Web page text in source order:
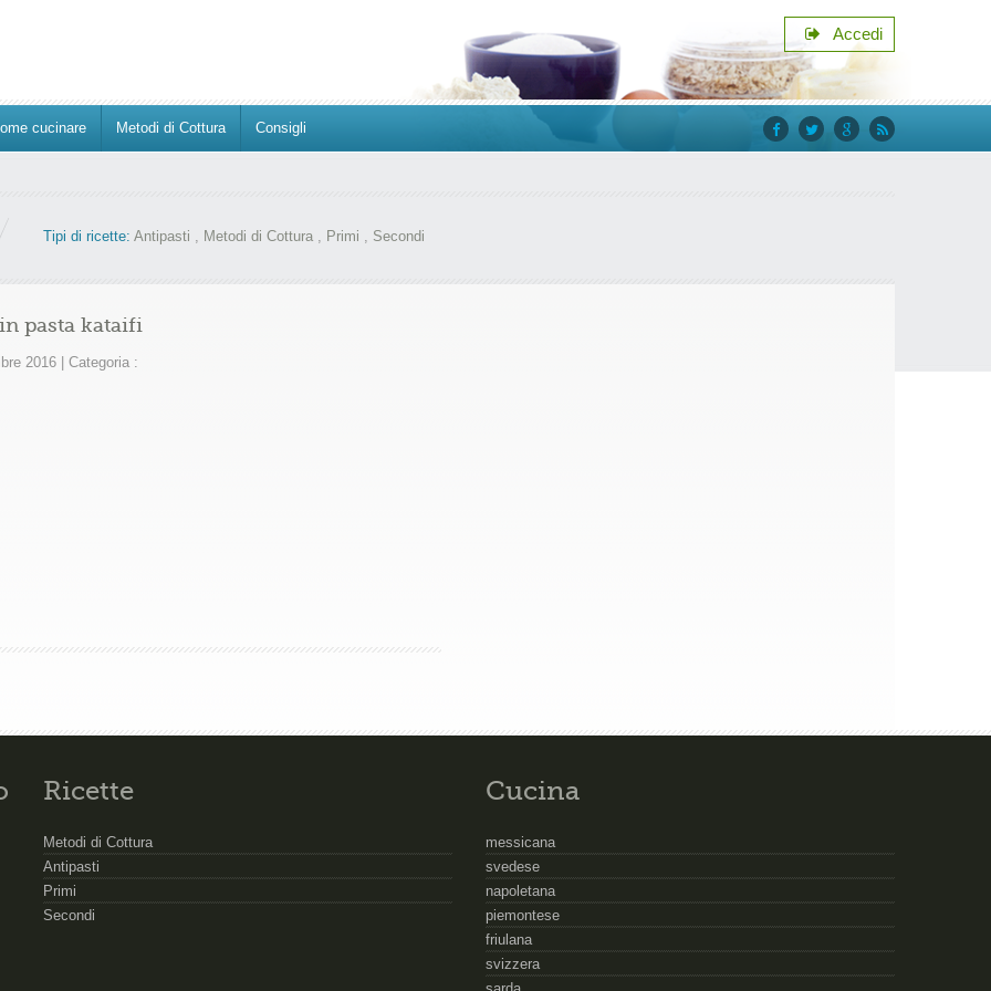
Accedi
cucinare Metodi di Cottura
Consigli
facebook
twittergoogle+
rss
Tipi di ricette: Antipasti , Metodi di Cottura , Primi , Secondi
pasta kataifi
2016 Categoria :
Ricette
Metodi di Cottura
Antipasti
Primi
Secondi
Cucina
messicana
svedese
napoletana
piemontese
friulana
svizzera